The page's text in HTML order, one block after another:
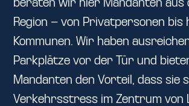
beraten wir hier Mandanten aus
Region – von Privatpersonen bis
Kommunen. Wir haben
Parkplätze vor der Tür und
Mandanten den Vorteil, dass sie
Verkehrsstress im Zentrum von